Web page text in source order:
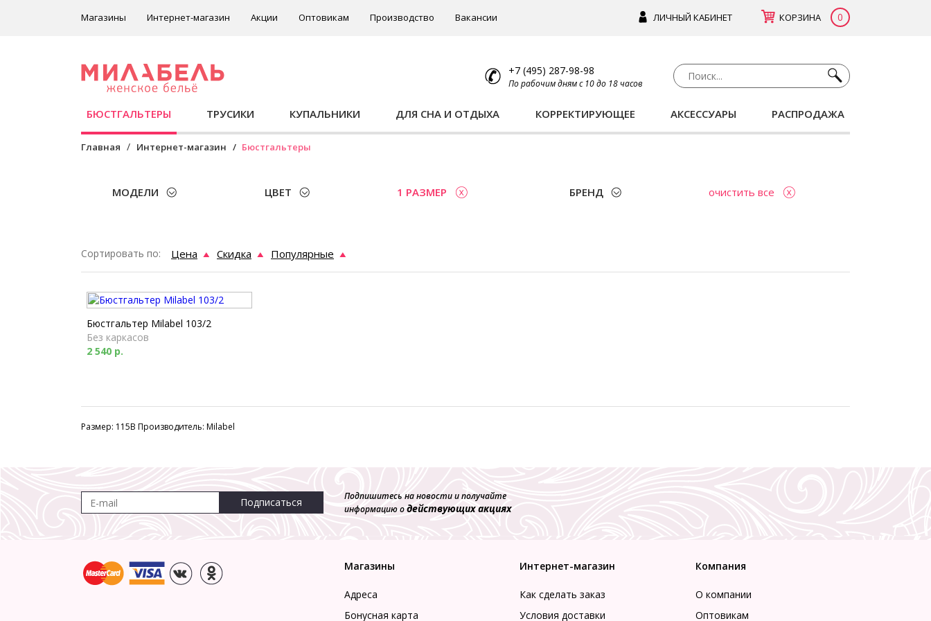
ЛИЧНЫЙ КАБИНЕТ КОРЗИНА 0
Магазины Интернет-магазин Акции Оптовикам Производство Вакансии
+7 (495) 287-98-98
По рабочим дням с 10 до 18 часов
БЮСТГАЛЬТЕРЫ ТРУСИКИ КУПАЛЬНИКИ ДЛЯ СНА И ОТДЫХА КОРРЕКТИРУЮЩЕЕ АКСЕССУАРЫ РАСПРОДАЖА
Главная Интернет-магазин Бюстгальтеры
МОДЕЛИ ЦВЕТ 1 РАЗМЕР БРЕНД очистить все
Сортировать по: Цена Скидка Популярные
Бюстгальтер Milabel 103/2
Без каркасов
2 540 р.
Размер: 115B Производитель: Milabel
Подписаться
Подпишитесь на новости и получайте
информацию одействующих акциях
Магазины
Адреса
Бонусная карта
Интернет-магазин
Как сделать заказ
Условия доставки
Компания
О компании
Оптовикам